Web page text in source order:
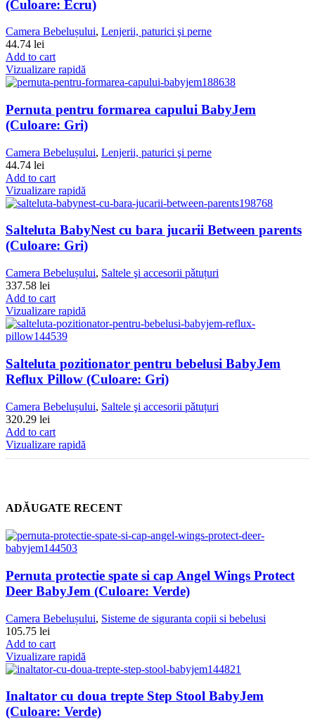
(Culoare: Ecru)
Camera Bebelușului, Lenjerii, paturici şi perne
44.74 lei
Add to cart
Vizualizare rapidă
Pernuta pentru formarea capului BabyJem
(Culoare: Gri)
Camera Bebelușului, Lenjerii, paturici şi perne
44.74 lei
Add to cart
Vizualizare rapidă
Salteluta BabyNest cu bara jucarii Between parents
(Culoare: Gri)
Camera Bebelușului, Saltele şi accesorii pǎtuțuri
337.58 lei
Add to cart
Vizualizare rapidă
Salteluta pozitionator pentru bebelusi BabyJem
Reflux Pillow (Culoare: Gri)
Camera Bebelușului, Saltele şi accesorii pǎtuțuri
320.29 lei
Add to cart
Vizualizare rapidă
ADĂUGATE RECENT
Pernuta protectie spate si cap Angel Wings Protect
Deer BabyJem (Culoare: Verde)
Camera Bebelușului, Sisteme de siguranta copii si bebelusi
105.75 lei
Add to cart
Vizualizare rapidă
Inaltator cu doua trepte Step Stool BabyJem
(Culoare: Verde)